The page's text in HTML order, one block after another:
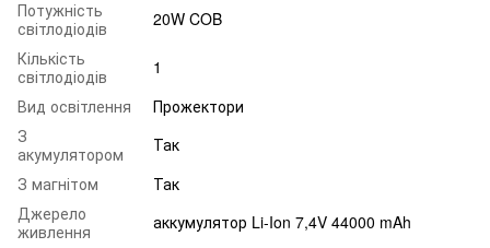
Потужність
світлодіодів
20W COB
Кількість
світлодіодів
1
Вид освітлення
Прожектори
З
акумулятором
Так
З магнітом
Так
Джерело
живлення
аккумулятор Li-Ion 7,4V 44000 mAh